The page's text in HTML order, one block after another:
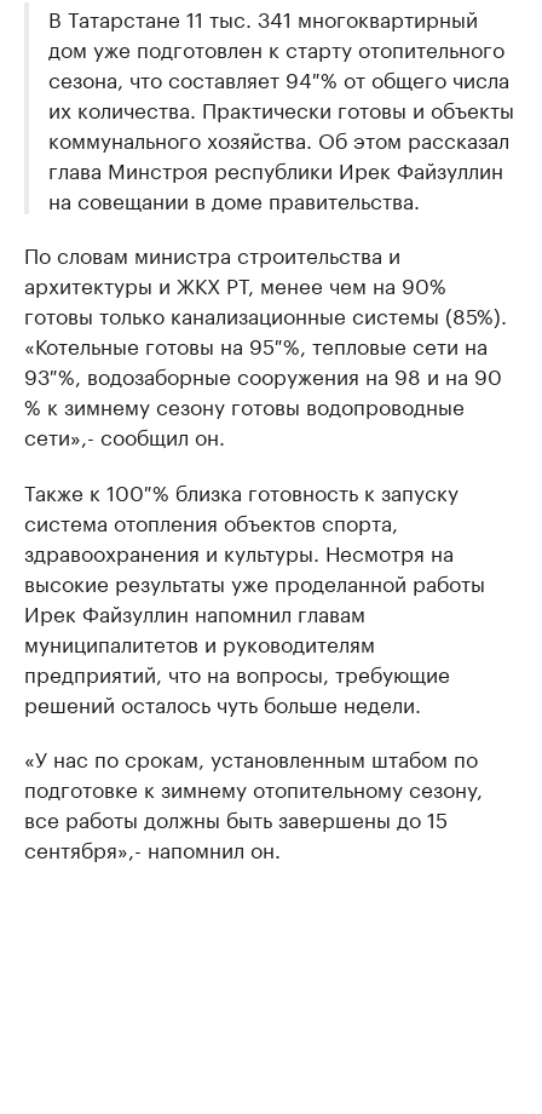
В Татарстане 11 тыс. 341 многоквартирный
дом уже подготовлен к старту отопительного
сезона, что составляет 94 % от общего числа
их количества. Практически готовы и объекты
коммунального хозяйства. Об этом рассказал
глава Минстроя республики Ирек Файзуллин
на совещании в доме правительства.
По словам министра строительства и
архитектуры и ЖКХ РТ, менее чем на 90%
готовы только канализационные системы (85%).
«Котельные готовы на 95 %, тепловые сети на
93 %, водозаборные сооружения на 98 и на 90
% к зимнему сезону готовы водопроводные
сети»,- сообщил он.
Также к 100 % близка готовность к запуску
система отопления объектов спорта,
здравоохранения и культуры. Несмотря на
высокие результаты уже проделанной работы
Ирек Файзуллин напомнил главам
муниципалитетов и руководителям
предприятий, что на вопросы, требующие
решений осталось чуть больше недели.
«У нас по срокам, установленным штабом по
подготовке к зимнему отопительному сезону,
все работы должны быть завершены до 15
сентября»,- напомнил он.